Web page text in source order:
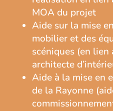
MOA du projet
Aide sur la mise
mobilier et des
scéniques (en lien
architecte
Aide à la mise en
de la Rayonne